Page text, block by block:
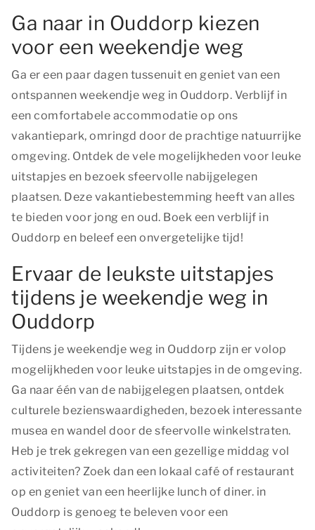
Ga naar in Ouddorp kiezen
voor een weekendje weg
Ga er een paar dagen tussenuit en geniet van een
ontspannen weekendje weg in Ouddorp. Verblijf in
een comfortabele accommodatie op ons
vakantiepark, omringd door de prachtige natuurrijke
omgeving. Ontdek de vele mogelijkheden voor leuke
uitstapjes en bezoek sfeervolle nabijgelegen
plaatsen. Deze vakantiebestemming heeft van alles
te bieden voor jong en oud. Boek een verblijf in
Ouddorp en beleef een onvergetelijke tijd!
Ervaar de leukste uitstapjes
tijdens je weekendje weg in
Ouddorp
Tijdens je weekendje weg in Ouddorp zijn er volop
mogelijkheden voor leuke uitstapjes in de omgeving.
Ga naar één van de nabijgelegen plaatsen, ontdek
culturele bezienswaardigheden, bezoek interessante
musea en wandel door de sfeervolle winkelstraten.
Heb je trek gekregen van een gezellige middag vol
activiteiten? Zoek dan een lokaal café of restaurant
op en geniet van een heerlijke lunch of diner. in
Ouddorp is genoeg te beleven voor een